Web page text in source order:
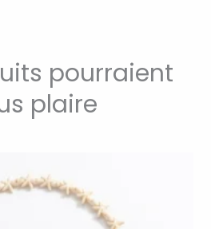
pourraient
plaire